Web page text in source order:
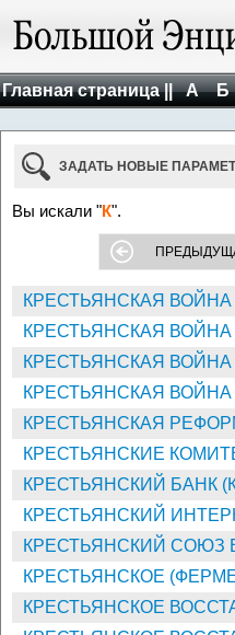
Главная страница || А Б
ЗАДАТЬ НОВЫЕ
Вы искали "К".
КРЕСТЬЯНСКАЯ ВОЙНА
КРЕСТЬЯНСКАЯ ВОЙНА
КРЕСТЬЯНСКАЯ ВОЙНА
КРЕСТЬЯНСКАЯ ВОЙНА
КРЕСТЬЯНСКАЯ
КРЕСТЬЯНСКИЕ
КРЕСТЬЯНСКИЙ БАНК
КРЕСТЬЯНСКИЙ
КРЕСТЬЯНСКИЙ СОЮЗ
КРЕСТЬЯНСКОЕ
КРЕСТЬЯНСКОЕ